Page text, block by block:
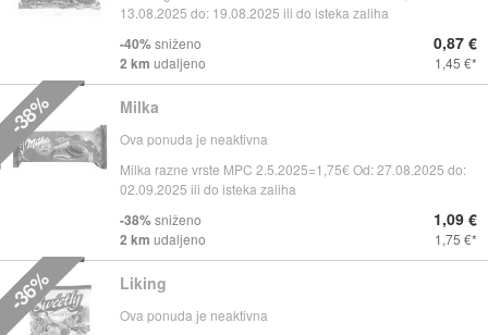
13.08.2025 do: 19.08.2025 ili do isteka zaliha
-40%sniženo
2 km udaljeno
0,87 €
1,45 €
Milka
Ova ponuda je neaktivna
Milka razne vrste MPC 2.5.2025=1,75€ Od: 27.08.2025 do:
02.09.2025 ili do isteka zaliha
-38%sniženo
2 km udaljeno
1,09 €
1,75 €
-38%
Liking
Ova ponuda je neaktivna
-36%